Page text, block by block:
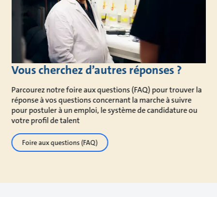
Vous cherchez d’autres réponses ?
Parcourez notre foire aux questions (FAQ) pour trouver la
réponse à vos questions concernant la marche à suivre
pour postuler à un emploi, le système de candidature ou
votre profil de talent
Foire aux questions (FAQ)